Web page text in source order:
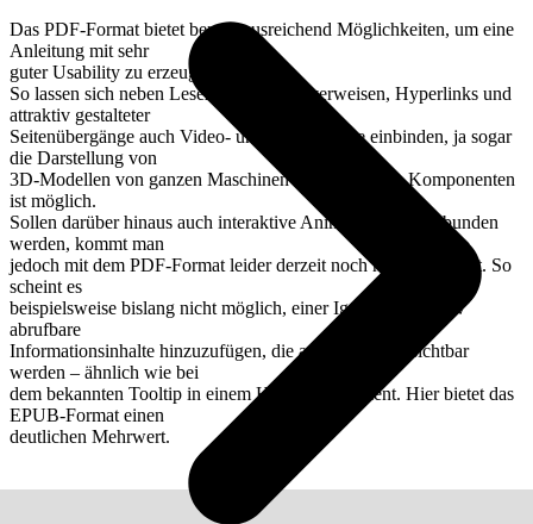
Das PDF-Format bietet bereits ausreichend Möglichkeiten, um eine
Anleitung mit sehr
guter Usability zu erzeugen.
So lassen sich neben Lesezeichen, Querverweisen, Hyperlinks und
attraktiv gestalteter
Seitenübergänge auch Video- und Audioinhalte einbinden, ja sogar
die Darstellung von
3D-Modellen von ganzen Maschinen oder einzelnen Komponenten
ist möglich.
Sollen darüber hinaus auch interaktive Animationen eingebunden
werden, kommt man
jedoch mit dem PDF-Format leider derzeit noch nicht sehr weit. So
scheint es
beispielsweise bislang nicht möglich, einer Igelung interaktiv
abrufbare
Informationsinhalte hinzuzufügen, die auf Mausklick sichtbar
werden – ähnlich wie bei
dem bekannten Tooltip in einem HTML-Dokument. Hier bietet das
EPUB-Format einen
deutlichen Mehrwert.